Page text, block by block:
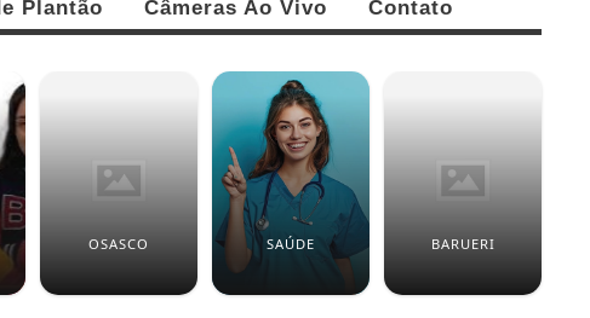
Plantão Câmeras Ao Vivo Contato
OSASCO SAÚDE BARUERI